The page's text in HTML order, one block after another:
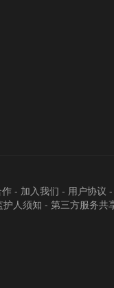
- 加入我们 - 用户协议 -
护人须知 - 第三方服务共